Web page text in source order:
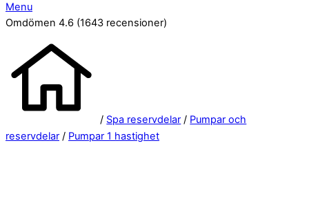
Menu
Omdömen 4.6 (1643 recensioner)
/ Spa reservdelar / Pumpar och
reservdelar / Pumpar 1 hastighet